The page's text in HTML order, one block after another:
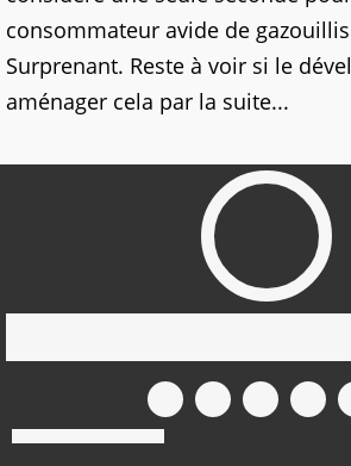
consommateur avide de
Surprenant. Reste à voir si le
aménager cela par la suite...